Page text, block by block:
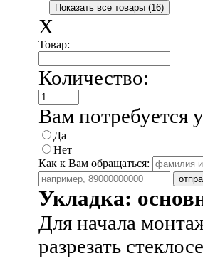
X
Товар:
Количество:
Вам потребуется
Да
Нет
Как к Вам обращаться:
Укладка:
Для начала
разрезать